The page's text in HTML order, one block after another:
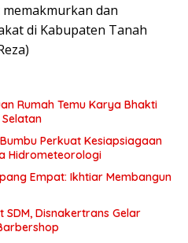
dan
di Kabupaten Tanah
Rumah Temu Karya Bhakti
Selatan
Perkuat Kesiapsiagaan
Hidrometeorologi
Empat: Ikhtiar Membangun
Disnakertrans Gelar